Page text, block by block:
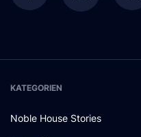
KATEGORIEN
Noble House Stories